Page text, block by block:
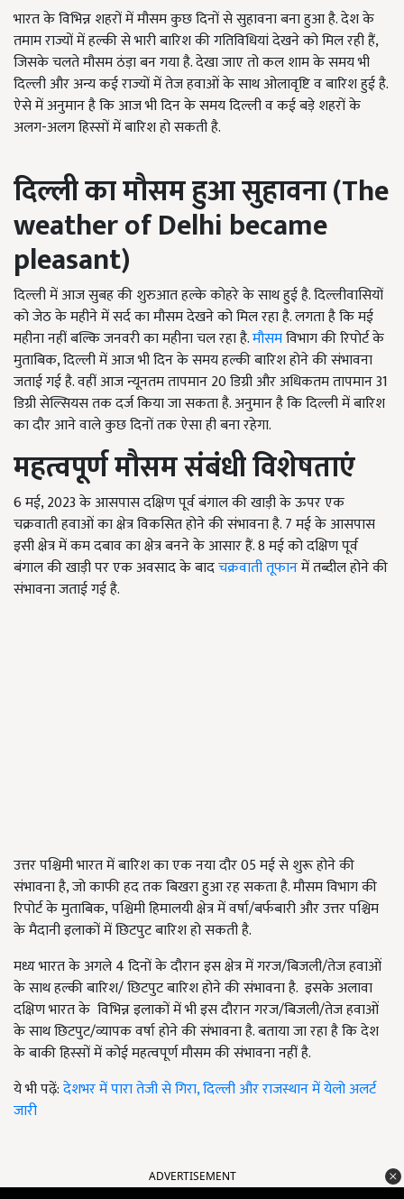
भारत के विभिन्न शहरों में मौसम कुछ दिनों से सुहावना बना हुआ है. देश के
तमाम राज्यों में हल्की से भारी बारिश की गतिविधियां देखने को मिल रही हैं,
जिसके चलते मौसम ठंड़ा बन गया है. देखा जाए तो कल शाम के समय भी
दिल्ली और अन्य कई राज्यों में तेज हवाओं के साथ ओलावृष्टि व बारिश हुई है.
ऐसे में अनुमान है कि आज भी दिन के समय दिल्ली व कई बड़े शहरों के
अलग-अलग हिस्सों में बारिश हो सकती है.
दिल्ली का मौसम हुआ सुहावना(The
weather of Delhi became
pleasant)
दिल्ली में आज सुबह की शुरुआत हल्के कोहरे के साथ हुई है. दिल्लीवासियों
को जेठ के महीने में सर्द का मौसम देखने को मिल रहा है. लगता है कि मई
महीना नहीं बल्कि जनवरी का महीना चल रहा है.मौसमविभाग की रिपोर्ट के
मुताबिक, दिल्ली में आज भी दिन के समय हल्की बारिश होने की संभावना
जताई गई है. वहीं आज न्यूनतम तापमान 20 डिग्री और अधिकतम तापमान 31
डिग्री सेल्सियस तक दर्ज किया जा सकता है. अनुमान है कि दिल्ली में बारिश
का दौर आने वाले कुछ दिनों तक ऐसा ही बना रहेगा.
महत्वपूर्ण मौसम संबंधी विशेषताएं
6 मई, 2023 के आसपास दक्षिण पूर्व बंगाल की खाड़ी के ऊपर एक
चक्रवाती हवाओं का क्षेत्र विकसित होने की संभावना है. 7 मई के आसपास
इसी क्षेत्र में कम दबाव का क्षेत्र बनने के आसार हैं. 8 मई को दक्षिण पूर्व
बंगाल की खाड़ी पर एक अवसाद के बादचक्रवाती तूफानमें तब्दील होने की
संभावना जताई गई है.
उत्तर पश्चिमी भारत में बारिश का एक नया दौर 05 मई से शुरू होने की
संभावना है, जो काफी हद तक बिखरा हुआ रह सकता है. मौसम विभाग की
रिपोर्ट के मुताबिक, पश्चिमी हिमालयी क्षेत्र में वर्षा/बर्फबारी और उत्तर पश्चिम
के मैदानी इलाकों में छिटपुट बारिश हो सकती है.
मध्य भारत के अगले 4 दिनों के दौरान इस क्षेत्र में गरज/बिजली/तेज हवाओं
के साथ हल्की बारिश/ छिटपुट बारिश होने की संभावना है. इसके अलावा
दक्षिण भारत के विभिन्न इलाकों में भी इस दौरान गरज/बिजली/तेज हवाओं
के साथ छिटपुट/व्यापक वर्षा होने की संभावना है. बताया जा रहा है कि देश
के बाकी हिस्सों में कोई महत्वपूर्ण मौसम की संभावना नहीं है.
ये भी पढ़ें:देशभर में पारा तेजी से गिरा, दिल्ली और राजस्थान में येलो अलर्ट
जारी
ADVERTISEMENT